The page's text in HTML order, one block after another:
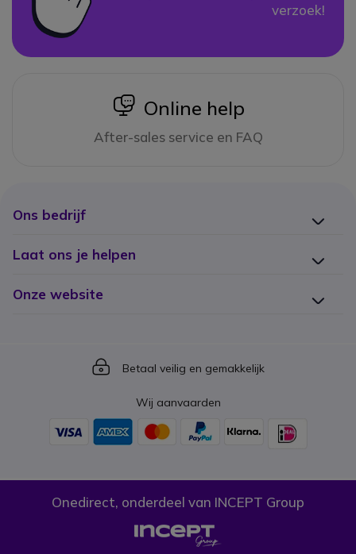
verzoek!
icon
Online help
After-sales service en FAQ
Ons bedrijf
Laat ons je helpen
Onze website
Icon
Betaal veilig en gemakkelijk
Wij aanvaarden
Onedirect, onderdeel van INCEPT Group